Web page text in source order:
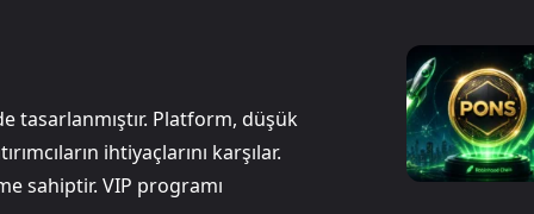
tasarlanmıştır. Platform, düşük
ihtiyaçlarını karşılar.
sahiptir. VIP programı